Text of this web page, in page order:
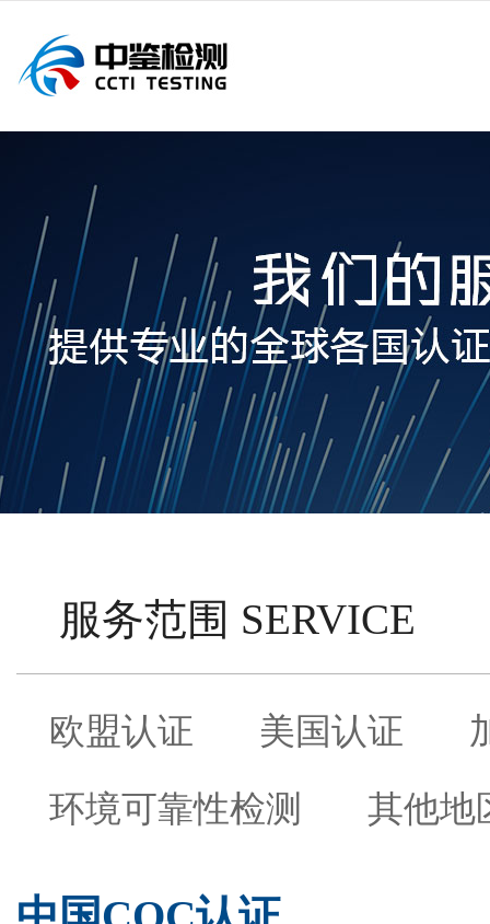
服务范围 SERVICE
欧盟认证 美国认证
环境可靠性检测
其他地